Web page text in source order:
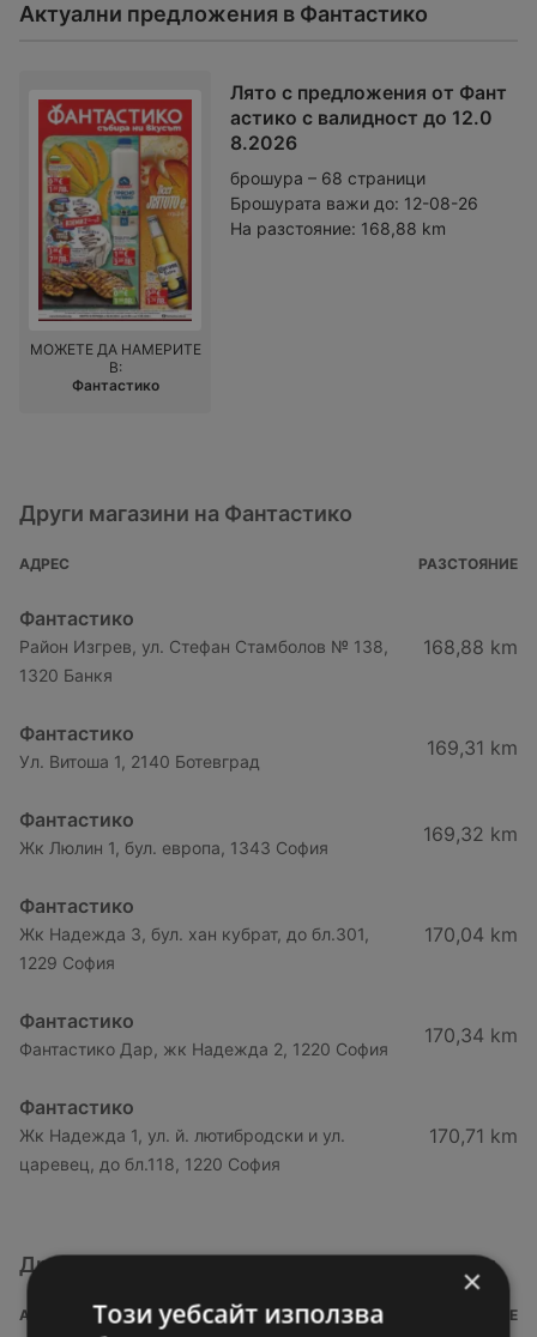
Актуални предложения в Фантастико
Лято с предложения от Фант
астико с валидност до 12.0
8.2026
брошура – 68 страници
Брошурата важи до: 12-08-26
На разстояние: 168,88 km
МОЖЕТЕ ДА НАМЕРИТЕ
В:
Фантастико
Други магазини на Фантастико
АДРЕС РАЗСТОЯНИЕ
Фантастико
Район Изгрев, ул. Стефан Стамболов № 138,
1320 Банкя
168,88 km
Фантастико
Ул. Витоша 1, 2140 Ботевград
169,31 km
Фантастико
Жк Люлин 1, бул. европа, 1343 София
169,32 km
Фантастико
Жк Надежда 3, бул. хан кубрат, до бл.301,
1229 София
170,04 km
Фантастико
Фантастико Дар, жк Надежда 2, 1220 София
170,34 km
Фантастико
Жк Надежда 1, ул. й. лютибродски и ул.
царевец, до бл.118, 1220 София
170,71 km
Други магазини от категория Супермаркети
АДРЕС РАЗСТОЯНИЕ
×
Този уебсайт използва